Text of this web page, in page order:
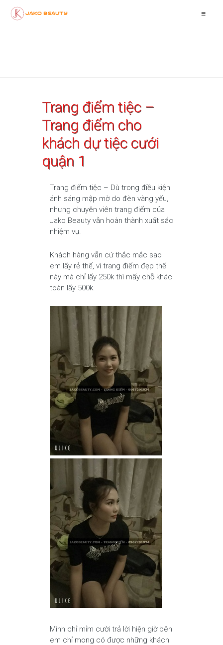
≡
Trang điểm tiệc –
Trang điểm cho
khách dự tiệc cưới
quận 1
Trang điểm tiệc – Dù trong điều kiện
ánh sáng mập mờ do đèn vàng yếu,
nhưng chuyên viên trang điểm của
Jako Beauty vẫn hoàn thành xuất sắc
nhiệm vụ.
Khách hàng vẫn cứ thắc mắc sao
em lấy rẻ thế, vì trang điểm đẹp thế
này mà chỉ lấy 250k thì mấy chỗ khác
toàn lấy 500k.
Mình chỉ mỉm cười trả lời hiện giờ bên
em chỉ mong có được những khách